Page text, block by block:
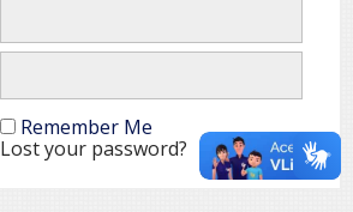
Remember Me
Lost your password?